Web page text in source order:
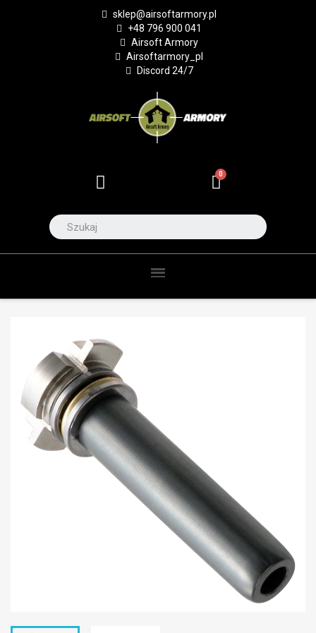
sklep@airsoftarmory.pl
+48 796 900 041
Airsoft Armory
Airsoftarmory_pl
Discord 24/7